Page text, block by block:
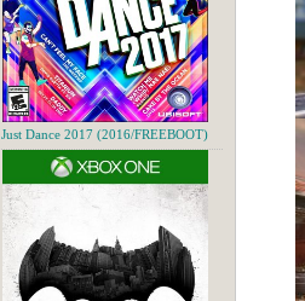
Just Dance 2017 (2016/FREEBOOT)